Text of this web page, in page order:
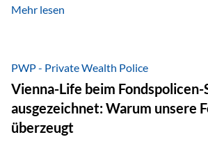
elektrischer – und genau dort spielt Silber
Leitfähigkeit aller Metalle. Diese
zahlreiche Zukunftstechnologien
Silber findet sich unter anderem in:
Elektrofahrzeugen Halbleitern
Mehr lesen
PWP - Private Wealth Police
Vienna-Life beim
ausgezeichnet: Warum unsere
überzeugt